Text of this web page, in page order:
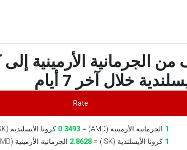
الجرمانية الأرمينية إلى
خلال آخر 7 أيام
Rate
1 الجرمانية الأرمينية (AMD) = 0.3493 كرونا الأيسلندية (ISK)
1 كرونا الأيسلندية (ISK) = 2.8628 الجرمانية الأرمينية (AMD)